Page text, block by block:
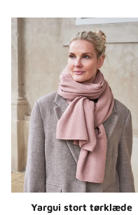
Yargui stort tørklæde